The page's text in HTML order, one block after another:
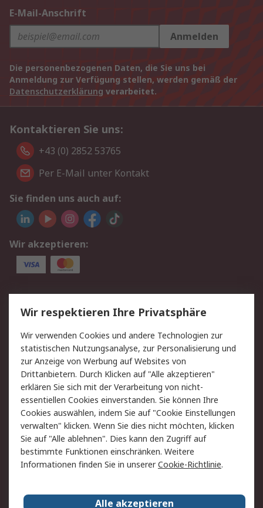
E-Mail-Anschrift
Anmelden
Die personenbezogenen Daten, die Sie uns bei
Anmeldung zur Verfügung stellen, werden gemäß der
Datenschutzerklärung verarbeitet.
Kontaktieren Sie uns:
+43 (0) 2852 53765
Per E-Mail unter Kontakt
Sie finden uns auch auf:
Wir akzeptieren:
Service
Value Added Services
Lieferlösungen
Rücksendung/Entsorgung Kontakt
Hilfe
Rechtliches
RS Verkaufs- und
Lieferbedingungen
Datenschutz
Cookie-Richtlinie
Zahlungsbedingungen
Impressum
Webseite Konditionen
RS weltweit
Wir respektieren Ihre Privatsphäre
Wir verwenden Cookies und andere Technologien zur
statistischen Nutzungsanalyse, zur Personalisierung und
zur Anzeige von Werbung auf Websites von
Drittanbietern. Durch Klicken auf "Alle akzeptieren"
erklären Sie sich mit der Verarbeitung von nicht-
essentiellen Cookies einverstanden. Sie können Ihre
Cookies auswählen, indem Sie auf "Cookie Einstellungen
verwalten" klicken. Wenn Sie dies nicht möchten, klicken
Sie auf "Alle ablehnen". Dies kann den Zugriff auf
bestimmte Funktionen einschränken. Weitere
Informationen finden Sie in unsererCookie-Richtlinie.
Alle akzeptieren